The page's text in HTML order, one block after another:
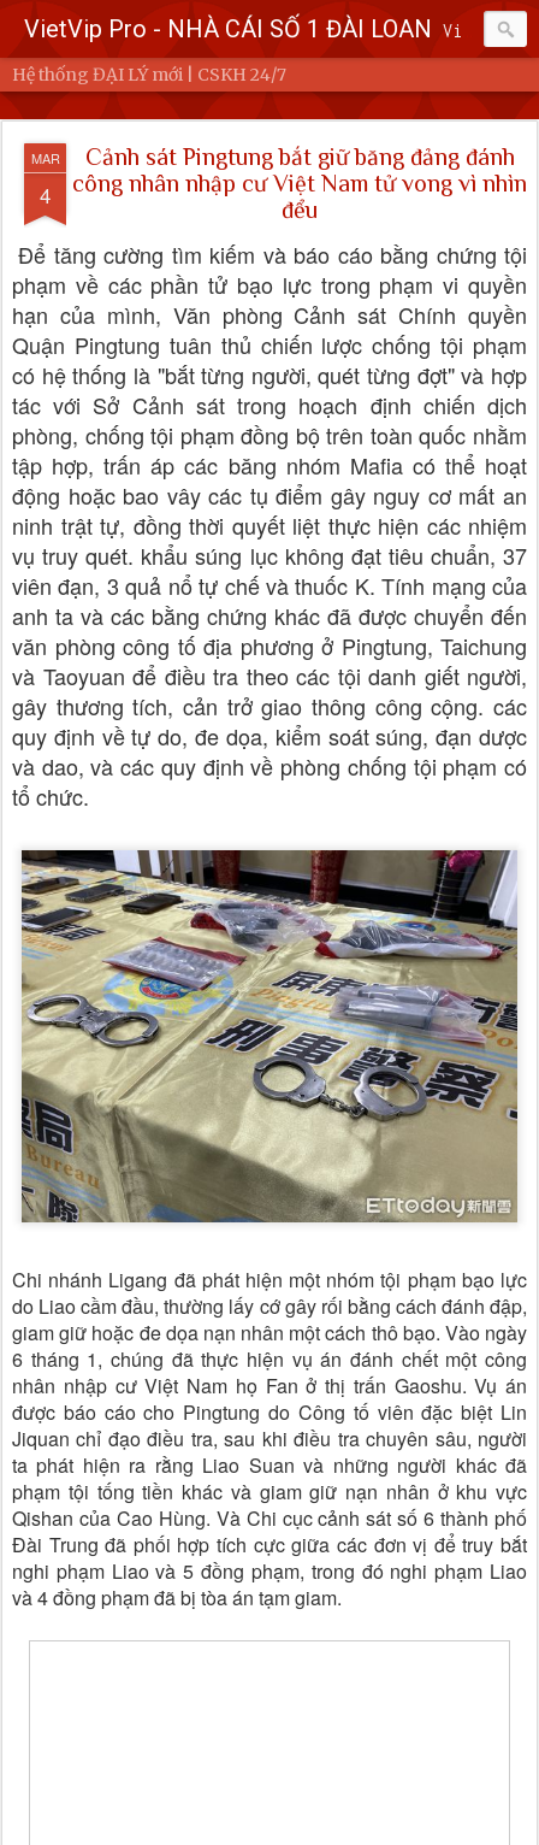
VietVip Pro - NHÀ CÁI SỐ 1 ĐÀI LOAN Vietvip Pro Sân chơi cá cược nhà cái hàng đầu Đài Loan. Vietvip Pro phát hành hơn 600 game cược khác nhau. Nạp tiền tại 7-Eleven, Family Mart, Okmart, Hilife, ATM. Rút tiền 24h không giới hạn. Uy tín khi bao rút, miễn phí 60kuai phí rút tiền. Hệ thống khuyến mãi cho cả hội viên mới và hội viên cũ, cskh 1:1 24/7.
Hệ thống ĐẠI LÝ mới | CSKH 24/7
MAR
4
Cảnh sát Pingtung bắt giữ băng đảng đánh
công nhân nhập cư Việt Nam tử vong vì nhìn
đểu
Để tăng cường tìm kiếm và báo cáo bằng chứng tội
phạm về các phần tử bạo lực trong phạm vi quyền
hạn của mình, Văn phòng Cảnh sát Chính quyền
Quận Pingtung tuân thủ chiến lược chống tội phạm
có hệ thống là "bắt từng người, quét từng đợt" và hợp
tác với Sở Cảnh sát trong hoạch định chiến dịch
phòng, chống tội phạm đồng bộ trên toàn quốc nhằm
tập hợp, trấn áp các băng nhóm Mafia có thể hoạt
động hoặc bao vây các tụ điểm gây nguy cơ mất an
ninh trật tự, đồng thời quyết liệt thực hiện các nhiệm
vụ truy quét. khẩu súng lục không đạt tiêu chuẩn, 37
viên đạn, 3 quả nổ tự chế và thuốc K. Tính mạng của
anh ta và các bằng chứng khác đã được chuyển đến
văn phòng công tố địa phương ở Pingtung, Taichung
và Taoyuan để điều tra theo các tội danh giết người,
gây thương tích, cản trở giao thông công cộng. các
quy định về tự do, đe dọa, kiểm soát súng, đạn dược
và dao, và các quy định về phòng chống tội phạm có
tổ chức.
Chi nhánh Ligang đã phát hiện một nhóm tội phạm bạo lực
do Liao cầm đầu, thường lấy cớ gây rối bằng cách đánh đập,
giam giữ hoặc đe dọa nạn nhân một cách thô bạo. Vào ngày
6 tháng 1, chúng đã thực hiện vụ án đánh chết một công
nhân nhập cư Việt Nam họ Fan ở thị trấn Gaoshu. Vụ án
được báo cáo cho Pingtung do Công tố viên đặc biệt Lin
Jiquan chỉ đạo điều tra, sau khi điều tra chuyên sâu, người
ta phát hiện ra rằng Liao Suan và những người khác đã
phạm tội tống tiền khác và giam giữ nạn nhân ở khu vực
Qishan của Cao Hùng. Và Chi cục cảnh sát số 6 thành phố
Đài Trung đã phối hợp tích cực giữa các đơn vị để truy bắt
nghi phạm Liao và 5 đồng phạm, trong đó nghi phạm Liao
và 4 đồng phạm đã bị tòa án tạm giam.